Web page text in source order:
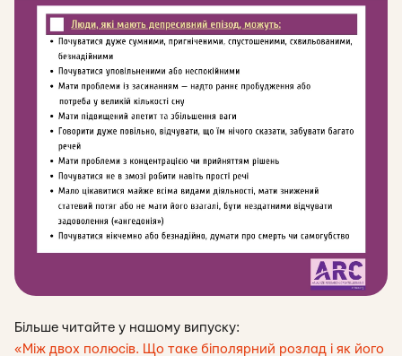
Більше читайте у нашому випуску:
«Між двох полюсів. Що таке біполярний розлад і як його